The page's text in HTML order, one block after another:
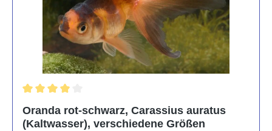
Oranda rot-schwarz, Carassius auratus
(Kaltwasser), verschiedene Größen